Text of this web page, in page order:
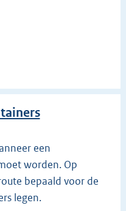
een
worden. Op
bepaald voor de
legen.